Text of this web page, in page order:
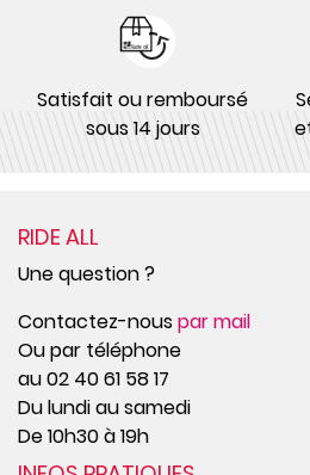
Satisfait ou remboursé
sous 14 jours
RIDE ALL
Une question ?
Contactez-nouspar mail
Ou par téléphone
au 02 40 61 58 17
Du lundi au samedi
De 10h30 à 19h